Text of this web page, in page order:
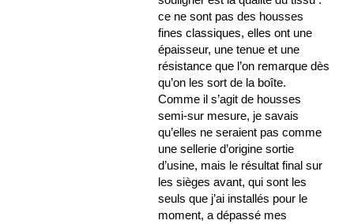
ce ne sont pas des housses
fines classiques, elles ont une
épaisseur, une tenue et une
résistance que l’on remarque dès
qu’on les sort de la boîte.
Comme il s’agit de housses
semi-sur mesure, je savais
qu’elles ne seraient pas comme
une sellerie d’origine sortie
d’usine, mais le résultat final sur
les sièges avant, qui sont les
seuls que j’ai installés pour le
moment, a dépassé mes